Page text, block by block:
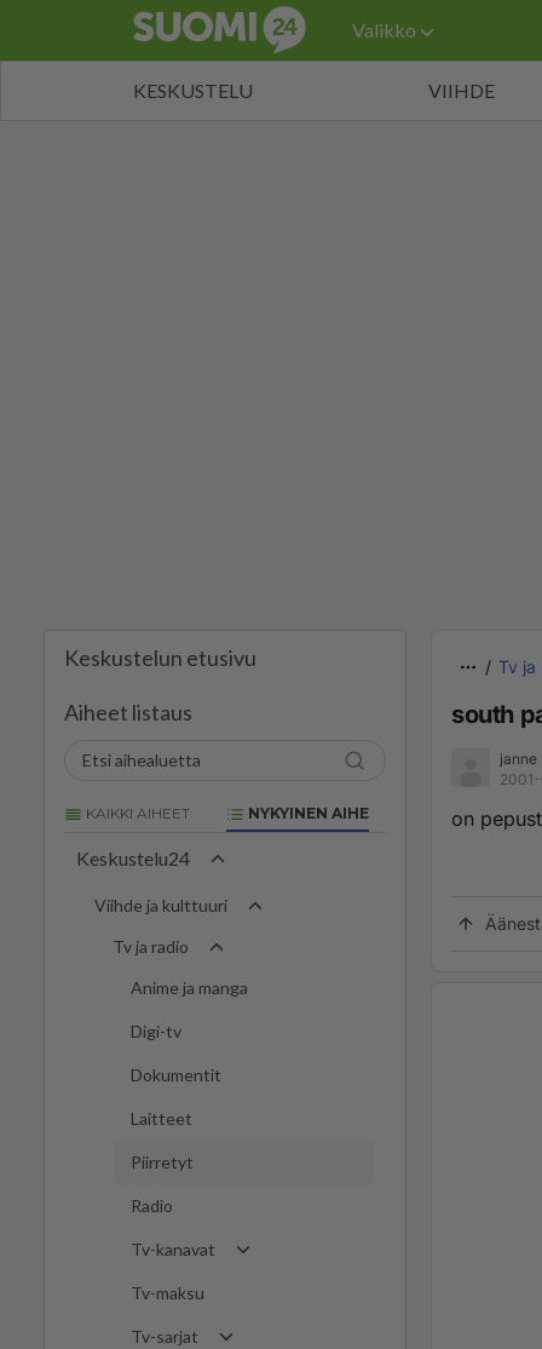
Valikko
KESKUSTELU VIIHDE
Keskustelun etusivu
Aiheet listaus
KAIKKI AIHEET NYKYINEN AIHE
Keskustelu24
Viihde ja kulttuuri
Tv ja radio
Anime ja manga
Digi-tv
Dokumentit
Laitteet
Piirretyt
Radio
Tv-kanavat
Tv-maksu
Tv-sarjat
Tv ja
south
janne
on pepust